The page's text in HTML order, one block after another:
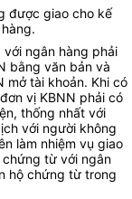
được giao cho kế
ngân hàng phải
bằng văn bản và
mở tài khoản. Khi có
vị KBNN phải có
thống nhất với
với người không
làm nhiệm vụ giao
từ với ngân
hộ chứng từ trong